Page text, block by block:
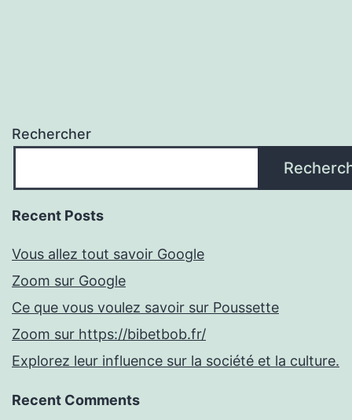
Rechercher
Recent Posts
Vous allez tout savoir Google
Zoom sur Google
Ce que vous voulez savoir sur Poussette
Zoom sur https://bibetbob.fr/
Explorez leur influence sur la société et la culture.
Recent Comments